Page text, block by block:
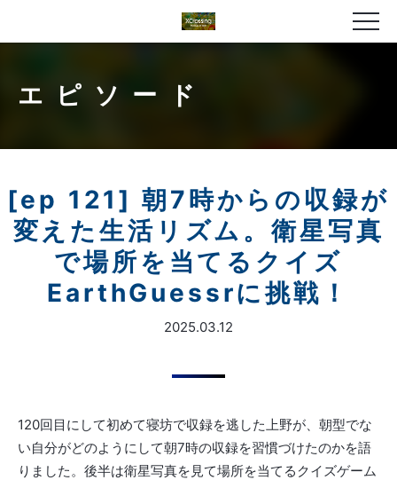
エピソード
[ep 121] 朝7時からの収録が
変えた生活リズム。衛星写真
で場所を当てるクイズ
EarthGuessrに挑戦！
2025.03.12
120回目にして初めて寝坊で収録を逃した上野が、朝型でな
い自分がどのようにして朝7時の収録を習慣づけたのかを語
りました。後半は衛星写真を見て場所を当てるクイズゲーム